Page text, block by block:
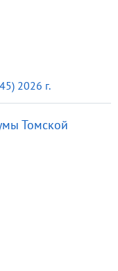
2026 г.
Томской